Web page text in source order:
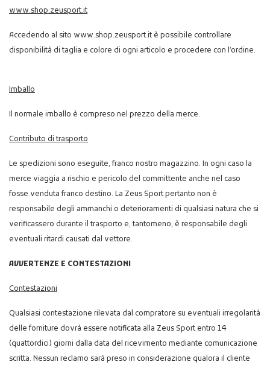
www.shop.zeusport.it
Accedendo al sito www.shop.zeusport.it è possibile controllare
disponibilità di taglia e colore di ogni articolo e procedere con l’ordine.
Imballo
Il normale imballo è compreso nel prezzo della merce.
Contributo di trasporto
Le spedizioni sono eseguite, franco nostro magazzino. In ogni caso la
merce viaggia a rischio e pericolo del committente anche nel caso
fosse venduta franco destino. La Zeus Sport pertanto non è
responsabile degli ammanchi o deterioramenti di qualsiasi natura che si
verificassero durante il trasporto e, tantomeno, è responsabile degli
eventuali ritardi causati dal vettore.
AVVERTENZE E CONTESTAZIONI
Contestazioni
Qualsiasi contestazione rilevata dal compratore su eventuali irregolarità
delle forniture dovrà essere notificata alla Zeus Sport entro 14
(quattordici) giorni dalla data del ricevimento mediante comunicazione
scritta. Nessun reclamo sarà preso in considerazione qualora il cliente